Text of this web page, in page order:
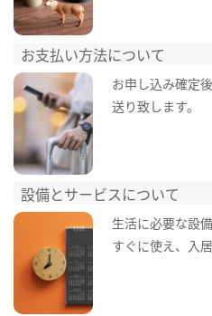
お支払い方法について
お申し込み確定
送り致します。
設備とサービスについて
生活に必要な設
すぐに使え、入